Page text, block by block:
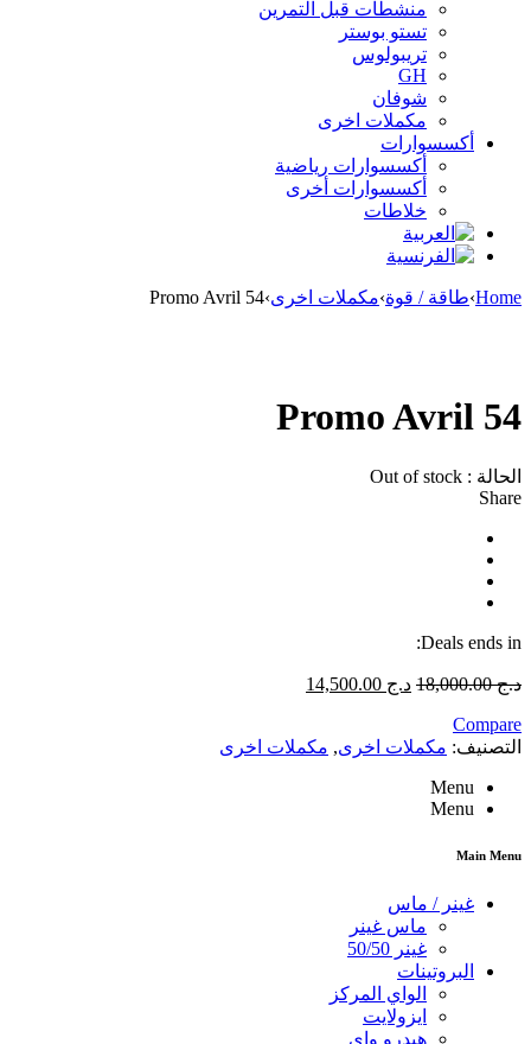
منشطات قبل التمرين
تستو بوستر
تريبولوس
GH
شوفان
مكملات اخرى
أكسسوارات
أكسسوارات رياضية
أكسسوارات أخرى
خلاطات
Home
›طاقة / قوة›مكملات اخرى›
Promo Avril 54
Promo Avril 54
الحالة : Out of stock
Share
Deals ends in:
د.ج18,000.00 د.ج
Compare
التصنيف: مكملات اخرى, مكملات اخرى
Menu
Menu
Main Menu
غينر / ماس
ماس غينر
غينر 50/50
البروتينات
الواي المركز
ايزولايت
هيدرو واي